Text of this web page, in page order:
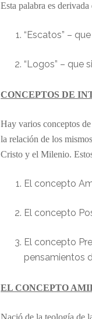
Esta palabra es
“Escatos” –
“Logos” – que
CONCEPTOS DE
Hay varios conceptos
la relación de los
Cristo y el Milenio.
El concepto
El concepto
El concepto
pensamientos
EL CONCEPTO
Nació de la teología de